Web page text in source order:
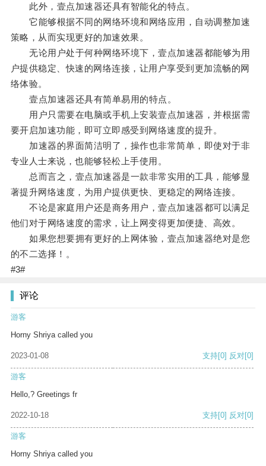
此外，壹点加速器还具有智能化的特点。
它能够根据不同的网络环境和网络应用，自动调整加速
策略，从而实现更好的加速效果。
无论用户处于何种网络环境下，壹点加速器都能够为用
户提供稳定、快速的网络连接，让用户享受到更加流畅的网
络体验。
壹点加速器还具有简单易用的特点。
用户只需要在电脑或手机上安装壹点加速器，并根据需
要开启加速功能，即可立即感受到网络速度的提升。
加速器的界面简洁明了，操作也非常简单，即使对于非
专业人士来说，也能够轻松上手使用。
总而言之，壹点加速器是一款非常实用的工具，能够显
著提升网络速度，为用户提供更快、更稳定的网络连接。
不论是家庭用户还是商务用户，壹点加速器都可以满足
他们对于网络速度的需求，让上网变得更加便捷、高效。
如果您想要拥有更好的上网体验，壹点加速器绝对是您
的不二选择！。
#3#
评论
游客
Horny Shriya called you
2023-01-08 支持[0] 反对[0]
游客
Hello,? Greetings fr
2022-10-18 支持[0] 反对[0]
游客
Horny Shriya called you